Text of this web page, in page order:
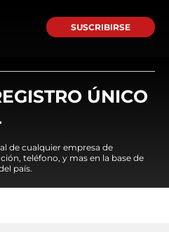
SUSCRIBIRSE
ÚNICO
de cualquier empresa de
teléfono, y mas en la base de
país.